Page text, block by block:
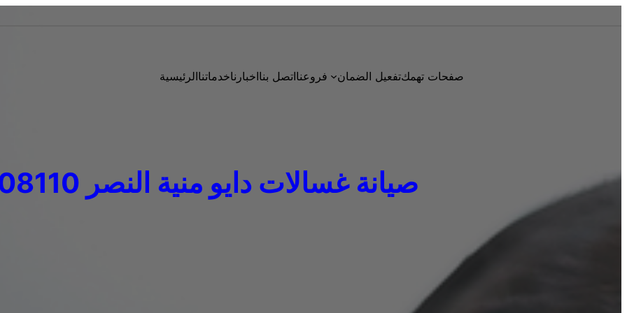
الرئيسيةخدماتنااخبارنااتصل بنافروعنا تفعيل الضمانصفحات تهمك
صيانة غسالات دايو منية النصر 01154008110